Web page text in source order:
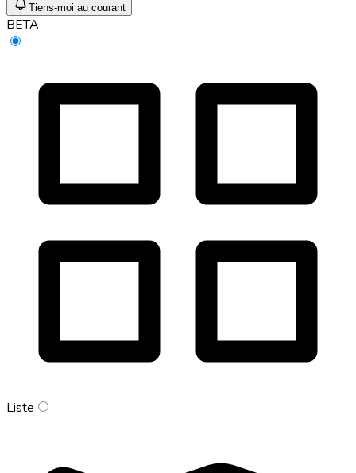
Tiens-moi au courant
BETA
Liste